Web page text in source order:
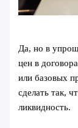
Да, но в
цен в
или базовых
сделать так,
ликвидность.